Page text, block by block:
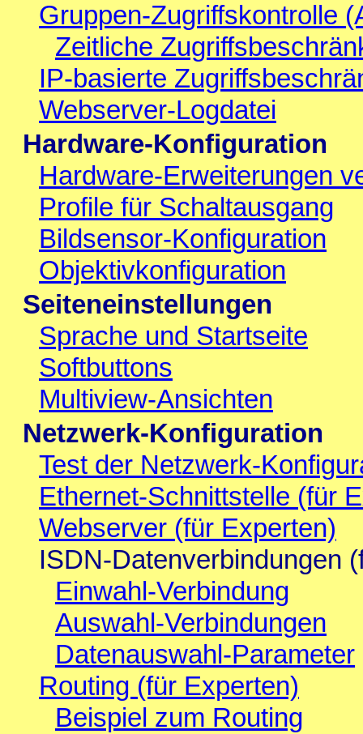
Gruppen-Zugriffskontrolle
Zeitliche
IP-basierte
Webserver-Logdatei
Hardware-Konfiguration
Hardware-Erweiterungen
Profile für Schaltausgang
Bildsensor-Konfiguration
Objektivkonfiguration
Seiteneinstellungen
Sprache und Startseite
Softbuttons
Multiview-Ansichten
Netzwerk-Konfiguration
Test der Netzwerk-
Ethernet-Schnittstelle (für
Webserver (für Experten)
ISDN-Datenverbindungen
Einwahl-Verbindung
Auswahl-Verbindungen
Datenauswahl-Parameter
Routing (für Experten)
Beispiel zum Routing